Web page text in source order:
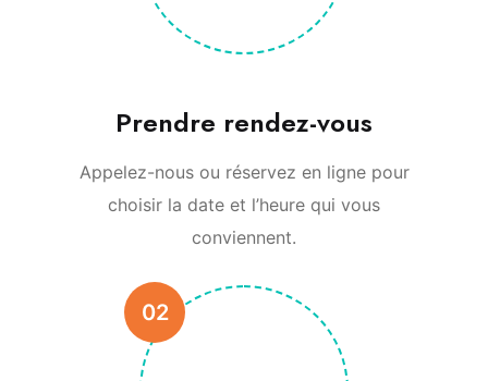
Prendre rendez-vous
Appelez-nous ou réservez en ligne pour
choisir la date et l’heure qui vous
conviennent.
02